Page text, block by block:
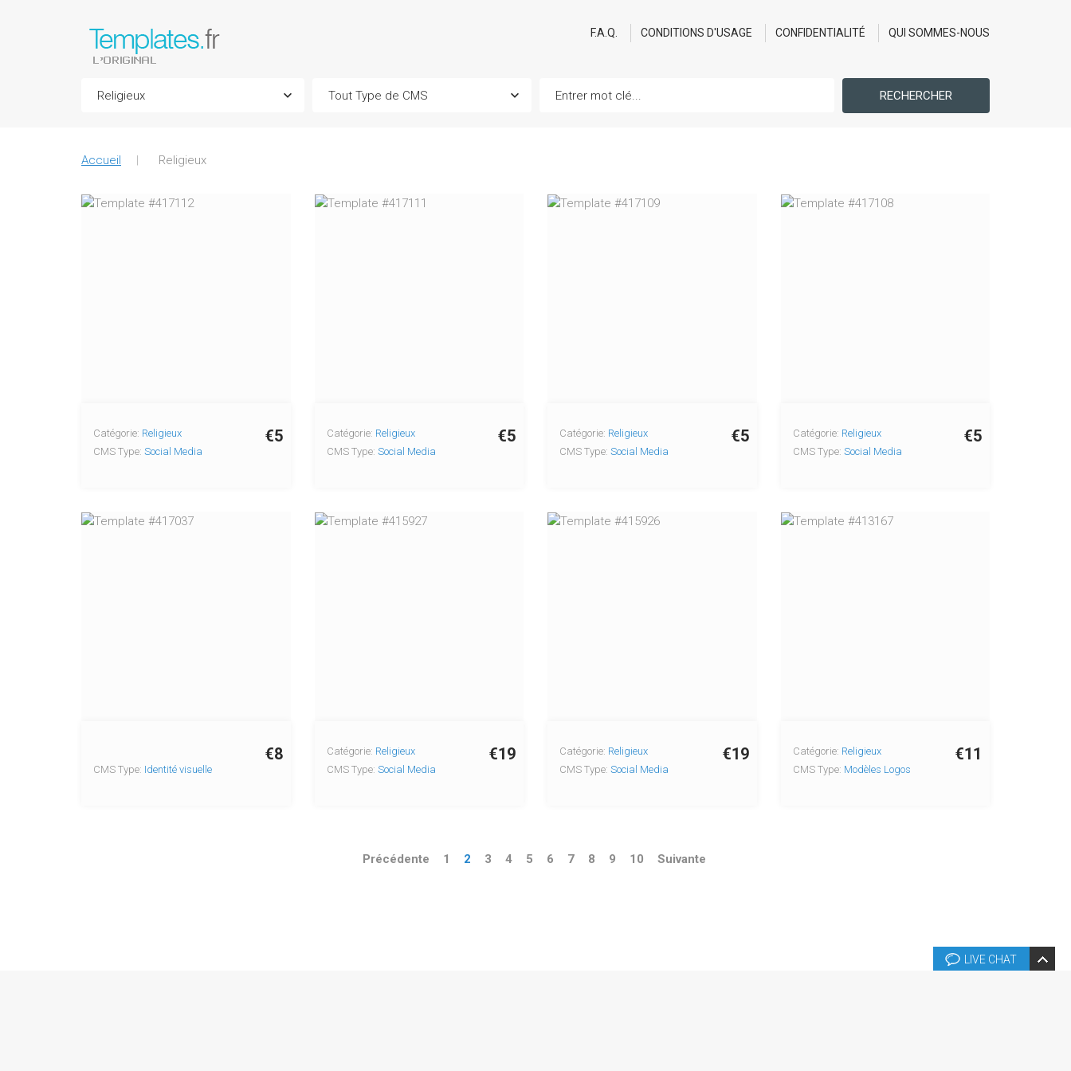
F.A.Q. CONDITIONS D'USAGE CONFIDENTIALITÉ QUI SOMMES-NOUS
RECHERCHER
Accueil Religieux
€5
Catégorie: Religieux
CMS Type: Social Media
€5
Catégorie: Religieux
CMS Type: Social Media
€5
Catégorie: Religieux
CMS Type: Social Media
€5
Catégorie: Religieux
CMS Type: Social Media
€8
CMS Type: Identité visuelle
€19
Catégorie: Religieux
CMS Type: Social Media
€19
Catégorie: Religieux
CMS Type: Social Media
€11
Catégorie: Religieux
CMS Type: Modèles Logos
Précédente 1 2 3 4 5 6 7 8 9 10 Suivante
LIVE CHAT